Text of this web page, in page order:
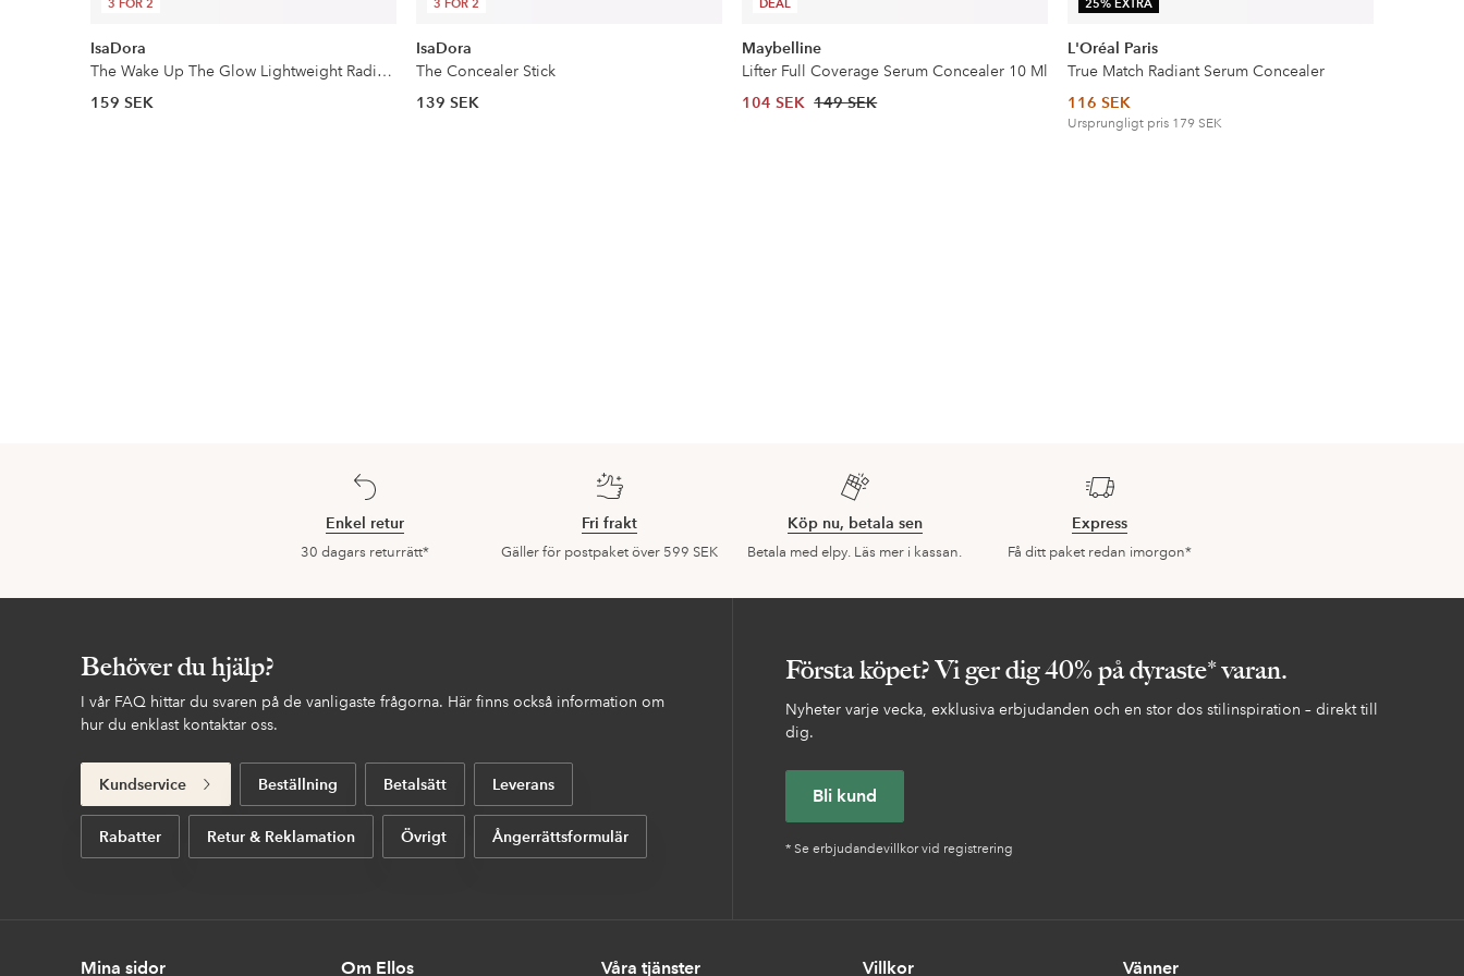
3 FÖR 2
IsaDora
The Wake Up The Glow Lightweight Radiant Concealer
159 SEK
3 FÖR 2
IsaDora
The Concealer Stick
139 SEK
DEAL
Maybelline
Lifter Full Coverage Serum Concealer 10 Ml
104 SEK 149 SEK
25% EXTRA
L'Oréal Paris
True Match Radiant Serum Concealer
116 SEK
Ursprungligt pris 179 SEK
Enkel retur
30 dagars returrätt*
Fri frakt
Gäller för postpaket över 599 SEK
Köp nu, betala sen
Betala med elpy. Läs mer i kassan.
Express
Få ditt paket redan imorgon*
Behöver du hjälp?
I vår FAQ hittar du svaren på de vanligaste frågorna. Här finns också information om
hur du enklast kontaktar oss.
Kundservice Beställning Betalsätt Leverans
Rabatter Retur & Reklamation Övrigt Ångerrättsformulär
Första köpet? Vi ger dig 40% på dyraste* varan.
Nyheter varje vecka, exklusiva erbjudanden och en stor dos stilinspiration – direkt till
dig.
Bli kund
* Se erbjudandevillkor vid registrering
Mina sidor Om Ellos Våra tjänster Villkor Vänner